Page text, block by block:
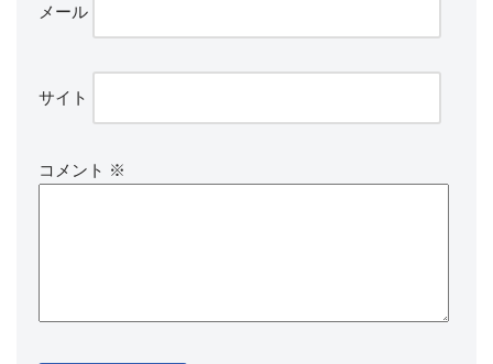
メール
サイト
コメント ※